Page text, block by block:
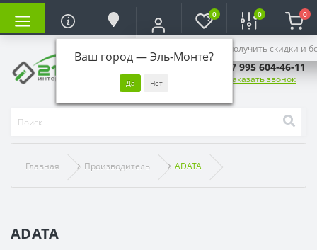
Ваш город —Эль-Монте?
Войдите, чтобы получить скидки и
0 0 0
+7 995 604-46-11
Заказать звонок
Главная Производитель ADATA
ADATA